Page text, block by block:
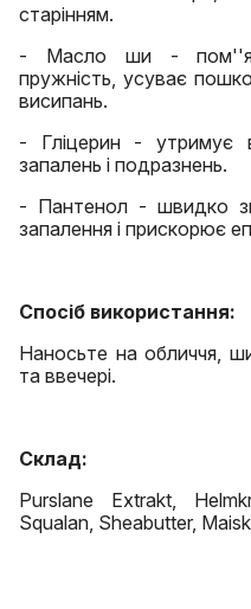
старінням.
- Масло ши -
пружність, усуває
висипань.
- Гліцерин - утримує
запалень і подразнень.
- Пантенол - швидко
запалення і прискорює
Спосіб використання:
Наносьте на обличчя,
та ввечері.
Склад:
Purslane Extrakt,
Squalan, Sheabutter,